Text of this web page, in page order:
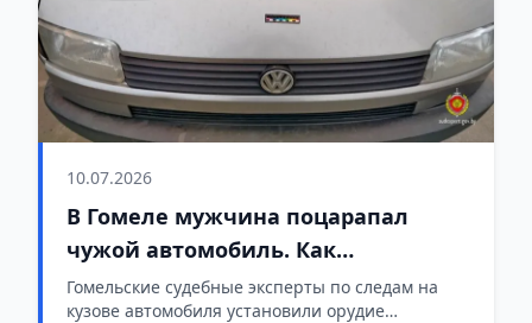
10.07.2026
В Гомеле мужчина поцарапал
чужой автомобиль. Как
вычислили злоумышленника
Гомельские судебные эксперты по следам на
кузове автомобиля установили орудие